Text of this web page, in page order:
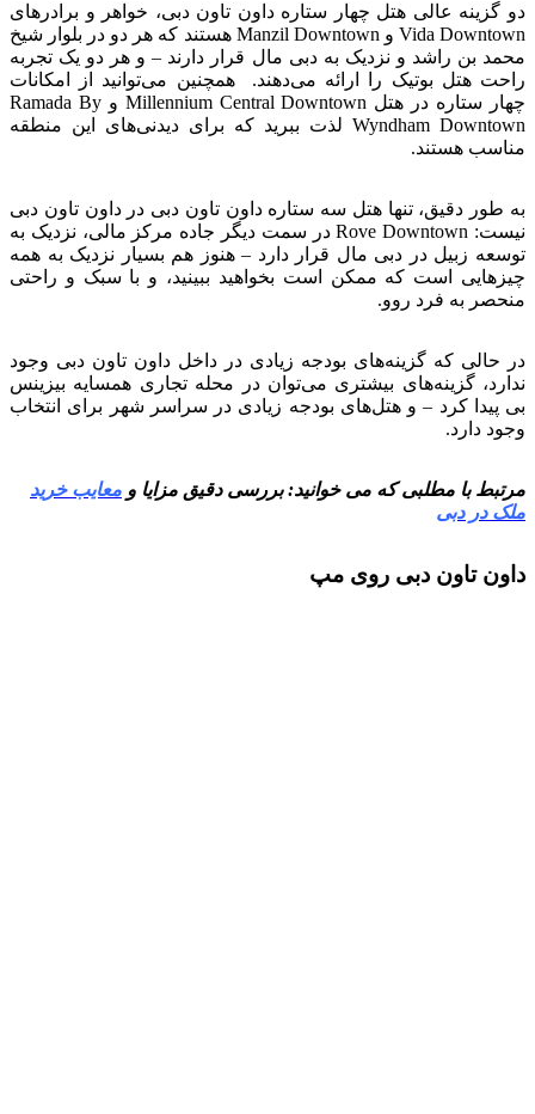
دو گزینه عالی هتل چهار ستاره داون تاون دبی، خواهر و برادرهای
Vida Downtown و Manzil Downtown هستند که هر دو در بلوار شیخ
محمد بن راشد و نزدیک به دبی مال قرار دارند – و هر دو یک تجربه
راحت هتل بوتیک را ارائه می‌دهند. همچنین می‌توانید از امکانات
چهار ستاره در هتل Millennium Central Downtown و Ramada By
Wyndham Downtown لذت ببرید که برای دیدنی‌های این منطقه
مناسب هستند.
به طور دقیق، تنها هتل سه ستاره داون تاون دبی در داون تاون دبی
نیست: Rove Downtown در سمت دیگر جاده مرکز مالی، نزدیک به
توسعه زبیل در دبی مال قرار دارد – هنوز هم بسیار نزدیک به همه
چیزهایی است که ممکن است بخواهید ببینید، و با سبک و راحتی
منحصر به فرد روو.
در حالی که گزینه‌های بودجه زیادی در داخل داون تاون دبی وجود
ندارد، گزینه‌های بیشتری می‌توان در محله تجاری همسایه بیزینس
بی پیدا کرد – و هتل‌های بودجه زیادی در سراسر شهر برای انتخاب
وجود دارد.
مرتبط با مطلبی که می خوانید: بررسی دقیق مزایا و معایب خرید
ملک در دبی
داون تاون دبی روی مپ